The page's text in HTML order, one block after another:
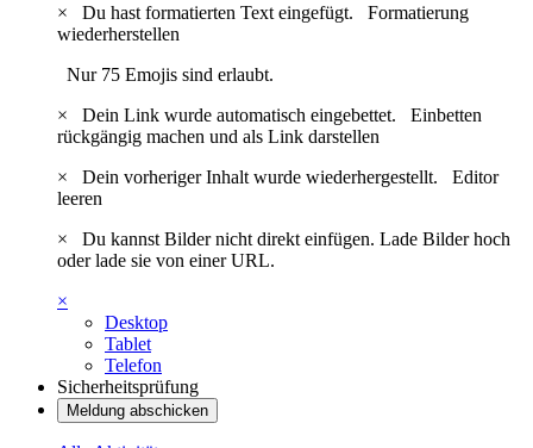
×
Du hast formatierten Text eingefügt. Formatierung
wiederherstellen
Nur 75 Emojis sind erlaubt.
×
Dein Link wurde automatisch eingebettet. Einbetten
rückgängig machen und als Link darstellen
×
Dein vorheriger Inhalt wurde wiederhergestellt. Editor
leeren
×
Du kannst Bilder nicht direkt einfügen. Lade Bilder hoch
oder lade sie von einer URL.
×
Desktop
Tablet
Telefon
Sicherheitsprüfung
Meldung abschicken